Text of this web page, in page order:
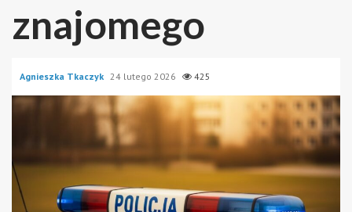
znajomego
Agnieszka Tkaczyk 24 lutego 2026 425